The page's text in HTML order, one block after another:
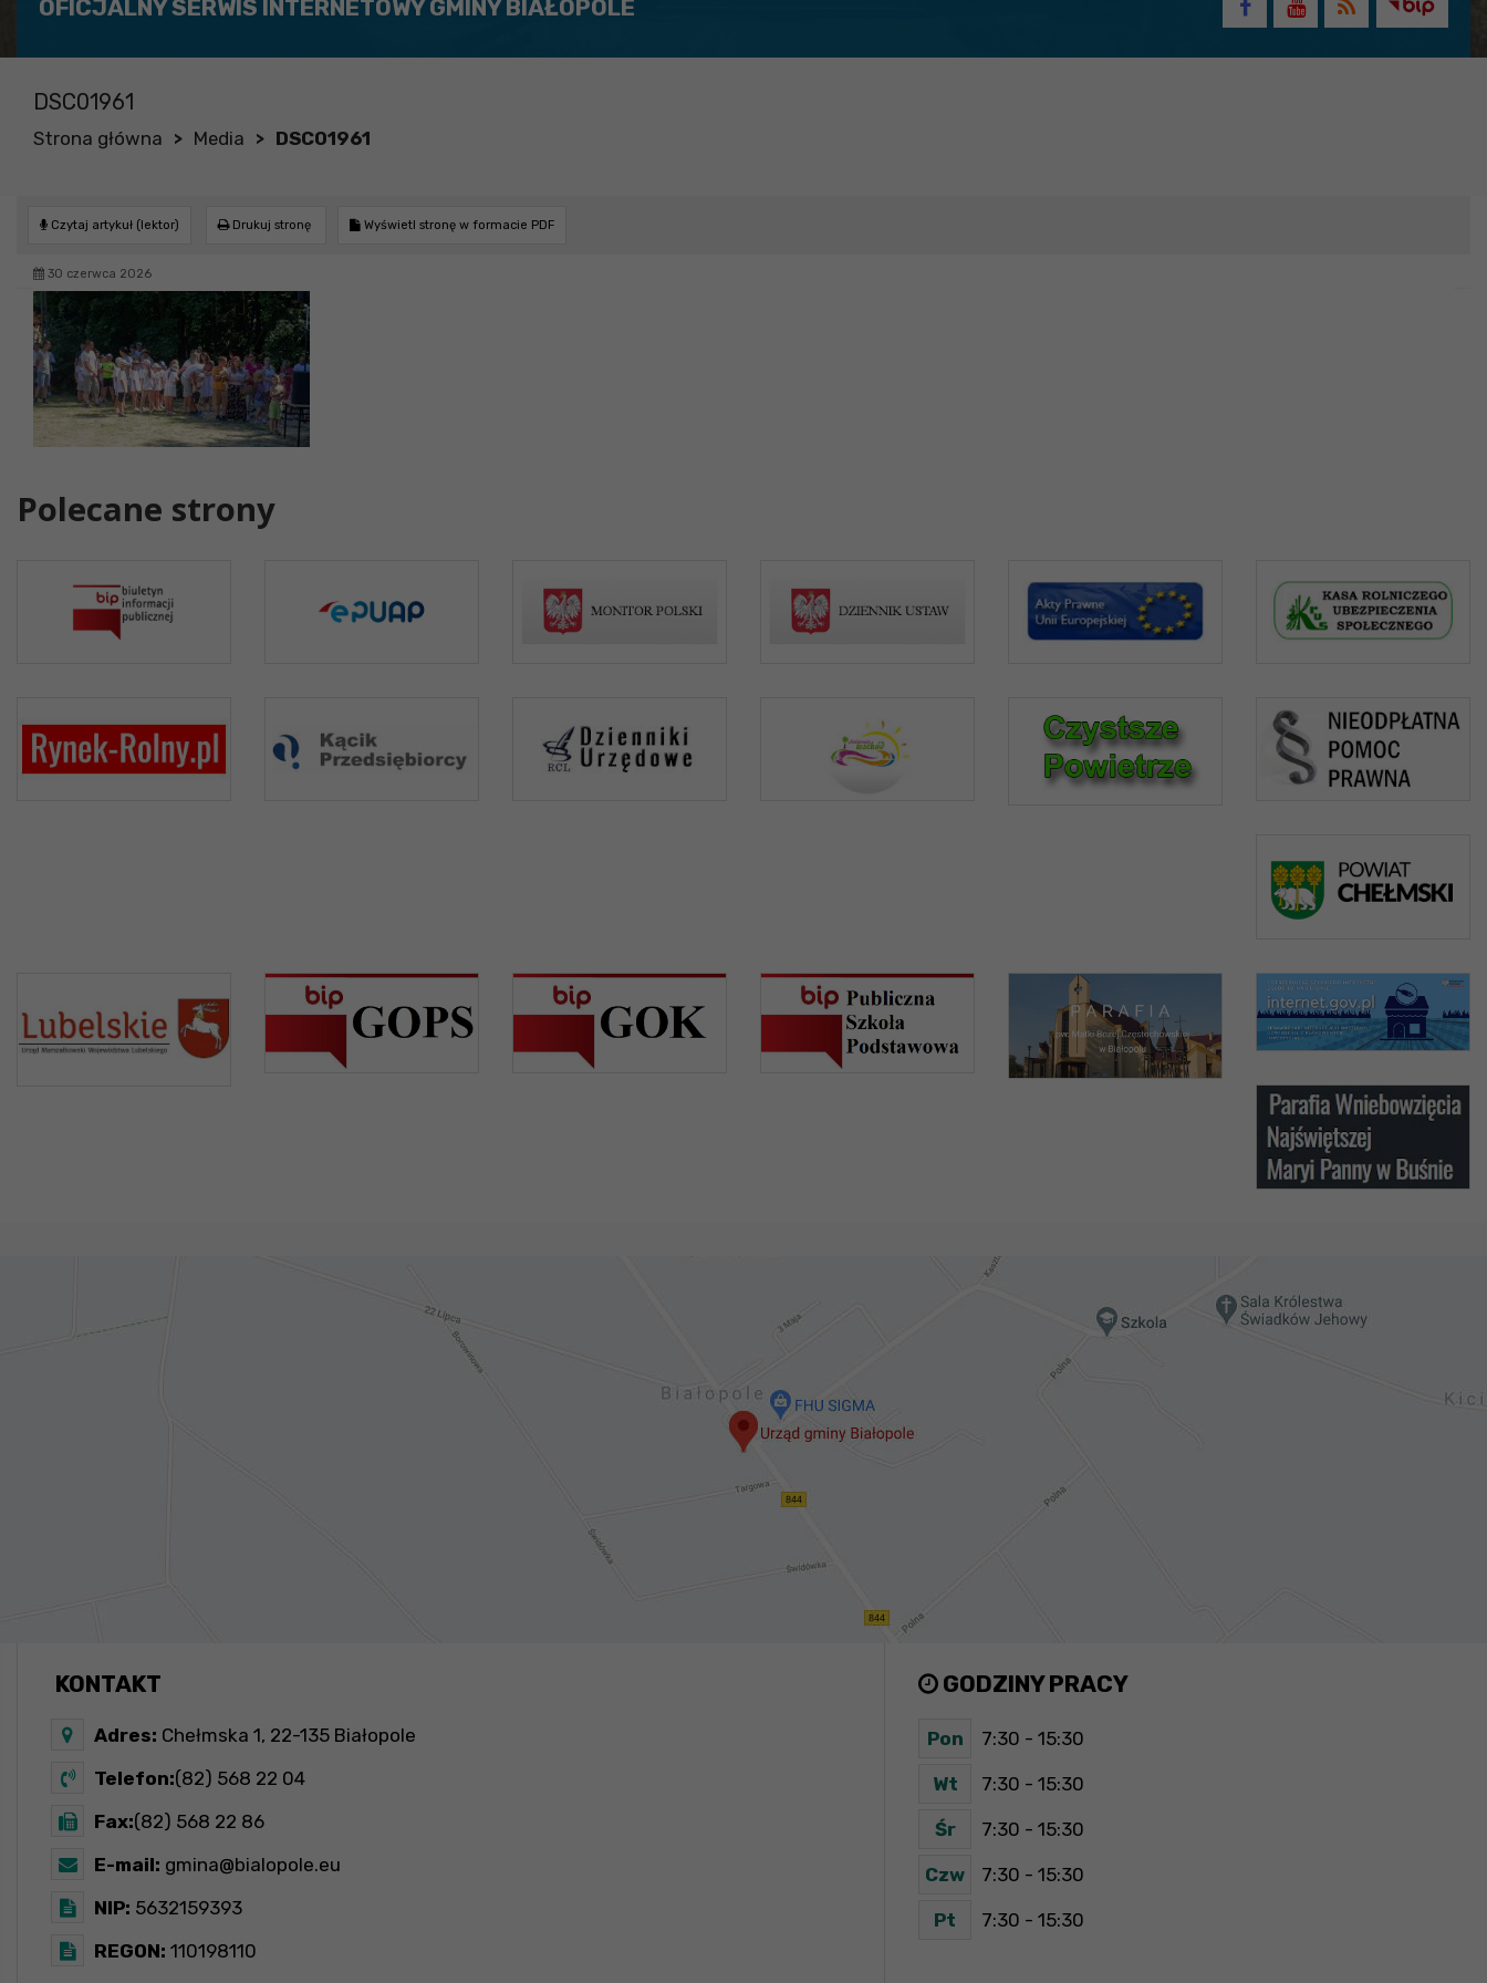
OFICJALNY SERWIS INTERNETOWY GMINY BIAŁOPOLE
DSC01961
Strona główna > Media > DSC01961
Czytaj artykuł (lektor) Drukuj stronę Wyświetl stronę w formacie PDF
30 czerwca 2026
Polecane strony
KONTAKT
Adres: Chełmska 1, 22-135 Białopole
Telefon:(82) 568 22 04
Fax:(82) 568 22 86
E-mail: gmina@bialopole.eu
NIP: 5632159393
REGON: 110198110
GODZINY PRACY
Pon 7:30 - 15:30
Wt 7:30 - 15:30
Śr 7:30 - 15:30
Czw 7:30 - 15:30
Pt 7:30 - 15:30